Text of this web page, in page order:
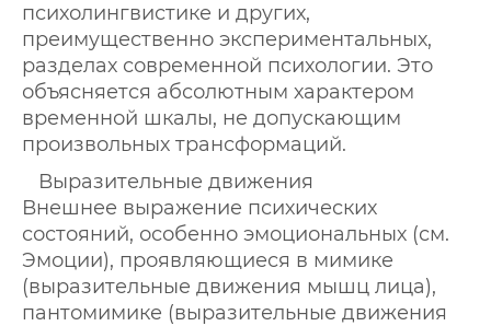
психолингвистике и других,
преимущественно экспериментальных,
разделах современной психологии. Это
объясняется абсолютным характером
временной шкалы, не допускающим
произвольных трансформаций.
Выразительные движения
Внешнее выражение психических
состояний, особенно эмоциональных (см.
Эмоции), проявляющиеся в мимике
(выразительные движения мышц лица),
пантомимике (выразительные движения